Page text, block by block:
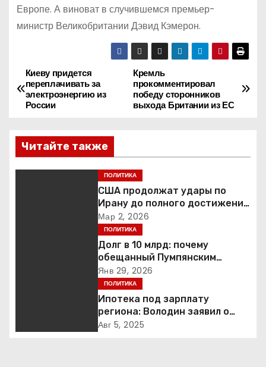
Европе. А виноват в случившемся премьер-
министр Великобритании Дэвид Кэмерон.
Н
а
и
о
Кремль
прокомментировал
победу сторонников
выхода Британии из ЕС
Киеву придется
переплачивать за
электроэнергию из
России
Читайте также
ПОЛИТИКА
США продолжат удары по
Ирану до полного достижения
целей — Трамп
Мар 2, 2026
ПОЛИТИКА
Долг в 10 млрд: почему
обещанный Пумпянским
научный центр в
Екатеринбурге так и не
построен
Янв 29, 2026
ПОЛИТИКА
Ипотека под зарплату
региона: Володин заявил о
планах дифференцировать
Авг 5, 2025